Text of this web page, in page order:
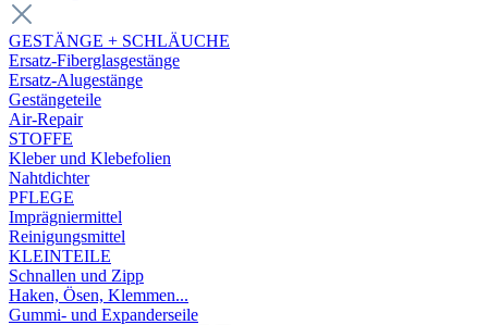
GESTÄNGE + SCHLÄUCHE
Ersatz-Fiberglasgestänge
Ersatz-Alugestänge
Gestängeteile
Air-Repair
STOFFE
Kleber und Klebefolien
Nahtdichter
PFLEGE
Imprägniermittel
Reinigungsmittel
KLEINTEILE
Schnallen und Zipp
Haken, Ösen, Klemmen...
Gummi- und Expanderseile